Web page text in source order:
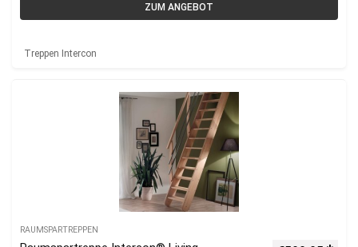
ZUM ANGEBOT
Treppen Intercon
RAUMSPARTREPPEN